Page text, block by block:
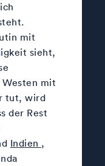
mit
sieht,
Westen mit
tut, wird
der Rest
Indien ,